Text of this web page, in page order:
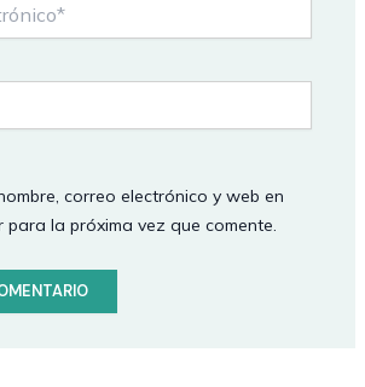
correo electrónico y web en
la próxima vez que comente.